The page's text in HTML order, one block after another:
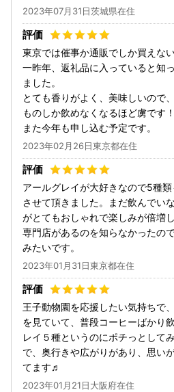
2023年07月31日茨城県在住
東京では催事か通販でしか買えな
一昨年、返礼品に入っていると知
ました。
とても香りがよく、美味しいので
ものしか飲めなくなるほど虜です！
また今年も申し込む予定です。
2023年02月26日東京都在住
アールグレイが大好きなので5種
させて頂きました。まだ飲んでい
がとてもおしゃれで楽しみが倍増
専門店があるのを知らなかったの
みたいです。
2023年01月31日東京都在住
王子動物園を応援したい気持ちで
を見ていて、普段コーヒーばかり
レイ５種というのにポチっとして
で、奥行きや広がりがあり、思い
てます♬
2023年01月21日大阪府在住